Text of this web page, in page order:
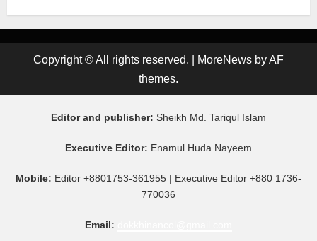
Copyright © All rights reserved. MoreNews by AF
themes.
Editor and publisher: Sheikh Md. Tariqul Islam
Executive Editor: Enamul Huda Nayeem
Mobile: Editor +8801753-361955 | Executive Editor +880 1736-
770036
Email: